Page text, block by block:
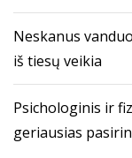
Neskanus
iš tiesų veikia
Psichologinis ir
geriausias